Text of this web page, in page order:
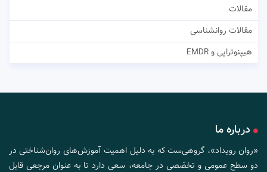
مقالات
مقالات روانشناسی
هیپنوتراپی و EMDR
درباره ما
«روان رویداد»، گروهی‌ست که به دلیل اهمیت آموزش‌های روان‌شناختی در
دو سطح عمومی و تخصّصی در جامعه، سعی دارد تا به عنوان مرجعی قابل